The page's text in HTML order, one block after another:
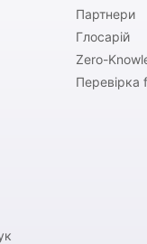
Партнери
Глосарій
Zero-
Перевірка